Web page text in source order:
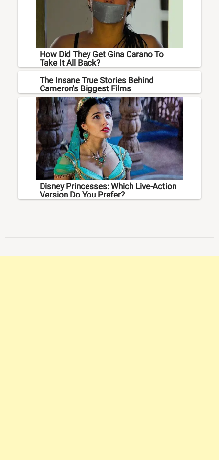
How Did They Get Gina Carano To
Take It All Back?
The Insane True Stories Behind
Cameron's Biggest Films
Disney Princesses: Which Live-Action
Version Do You Prefer?